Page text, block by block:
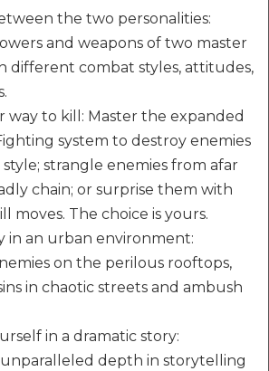
the two personalities:
and weapons of two master
different combat styles, attitudes,
way to kill: Master the expanded
system to destroy enemies
strangle enemies from afar
chain; or surprise them with
moves. The choice is yours.
in an urban environment:
on the perilous rooftops,
in chaotic streets and ambush
in a dramatic story:
depth in storytelling